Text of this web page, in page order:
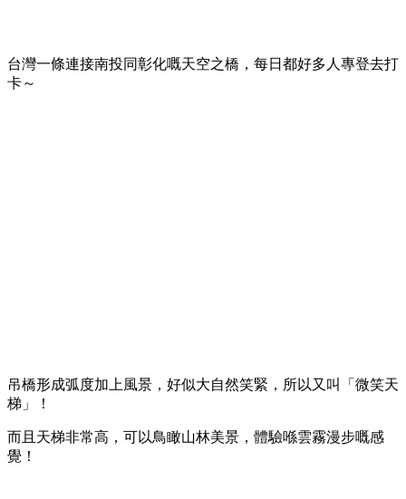
台灣一條連接南投同彰化嘅天空之橋，每日都好多人專登去打
卡～
吊橋形成弧度加上風景，好似大自然笑緊，所以又叫「微笑天
梯」！
而且天梯非常高，可以鳥瞰山林美景，體驗喺雲霧漫步嘅感
覺！